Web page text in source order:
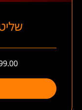
‏99.00 ‏₪ או 2 תכניות זמינות